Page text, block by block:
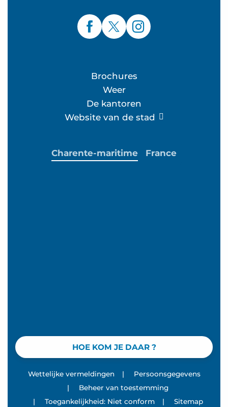
Brochures
Weer
De kantoren
Website van de stad
HOE KOM JE DAAR ?
Charente-maritime France
Wettelijke vermeldingen |
Persoonsgegevens
|
Beheer van toestemming
|
Toegankelijkheid: Niet conform | Sitemap